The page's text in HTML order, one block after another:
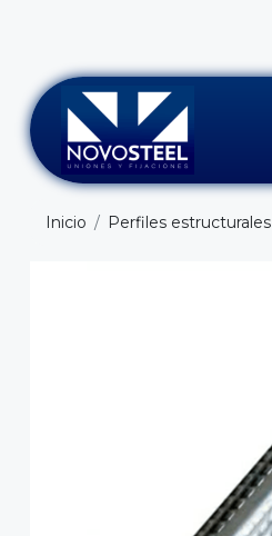
Inicio Perfiles estructurales